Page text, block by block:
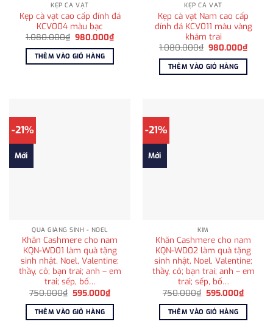
KẸP CÀ VẠT
Kẹp cà vạt cao cấp đính đá
KCV004 màu bạc
1.080.000₫ Giá
là:
1.080.000₫.
980.000₫Giá
hiện
980.000₫.
THÊM VÀO GIỎ HÀNG
KẸP CÀ VẠT
Kẹp cà vạt Nam cao cấp
đính đá KCV011 màu vàng
khảm trai
1.080.000₫ Giá
là:
1.080.000₫.
980.000₫Giá
hiện
THÊM VÀO GIỎ HÀNG
-21%
Mới
QUÀ GIÁNG SINH - NOEL
Khăn Cashmere cho nam
KQN-WD01 làm quà tặng
sinh nhật, Noel, Valentine;
thầy, cô; bạn trai; anh – em
trai; sếp, bố…
750.000₫ Giá
là:
750.000₫.
595.000₫Giá
hiện
tại
595.000₫.
THÊM VÀO GIỎ HÀNG
-21%
Mới
KIM
Khăn Cashmere cho nam
KQN-WD02 làm quà tặng
sinh nhật, Noel, Valentine;
thầy, cô; bạn trai; anh – em
trai; sếp, bố…
750.000₫ Giá
là:
750.000₫.
595.000₫Giá
hiện
tại
THÊM VÀO GIỎ HÀNG